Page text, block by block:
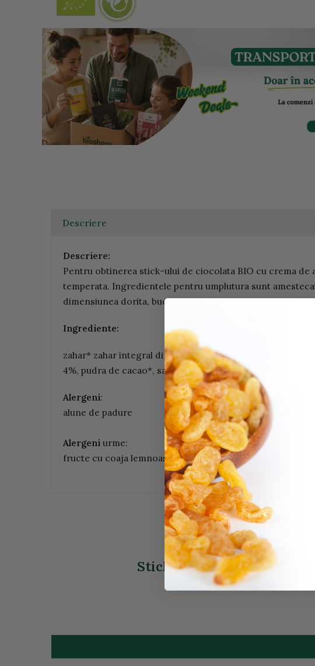
Descriere
Descriere:
Pentru obtinerea stick-ului de ciocolata BIO cu crema
temperata. Ingredientele pentru umplutura sunt
dimensiunea dorita, bucatile sunt glazurate cu ciocalata,
Ingrediente:
zahar* zahar integral din trestie de zahar*, zahar din
4%, pudra de cacao*, sare de mare, vanilie Bourbon*,
Alergeni:
alune de padure
Alergeni urme:
fructe cu coaja lemnoasa, lapte, soia
Stick Nirwana VEGAN cu